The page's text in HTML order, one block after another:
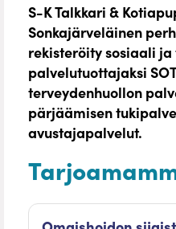
S-K Talkkari &
Sonkajärveläinen
rekisteröity sosiaali
palvelutuottajaksi
terveydenhuollon
pärjäämisen
avustajapalvelut.